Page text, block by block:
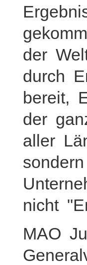
der
durch
bereit,
der
aller
nicht
MAO